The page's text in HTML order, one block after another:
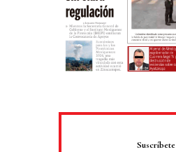
Suscríbete